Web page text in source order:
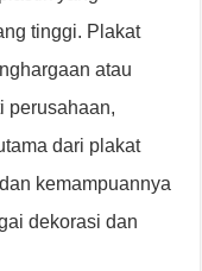
tinggi. Plakat
atau
perusahaan,
dari plakat
kemampuannya
dekorasi dan